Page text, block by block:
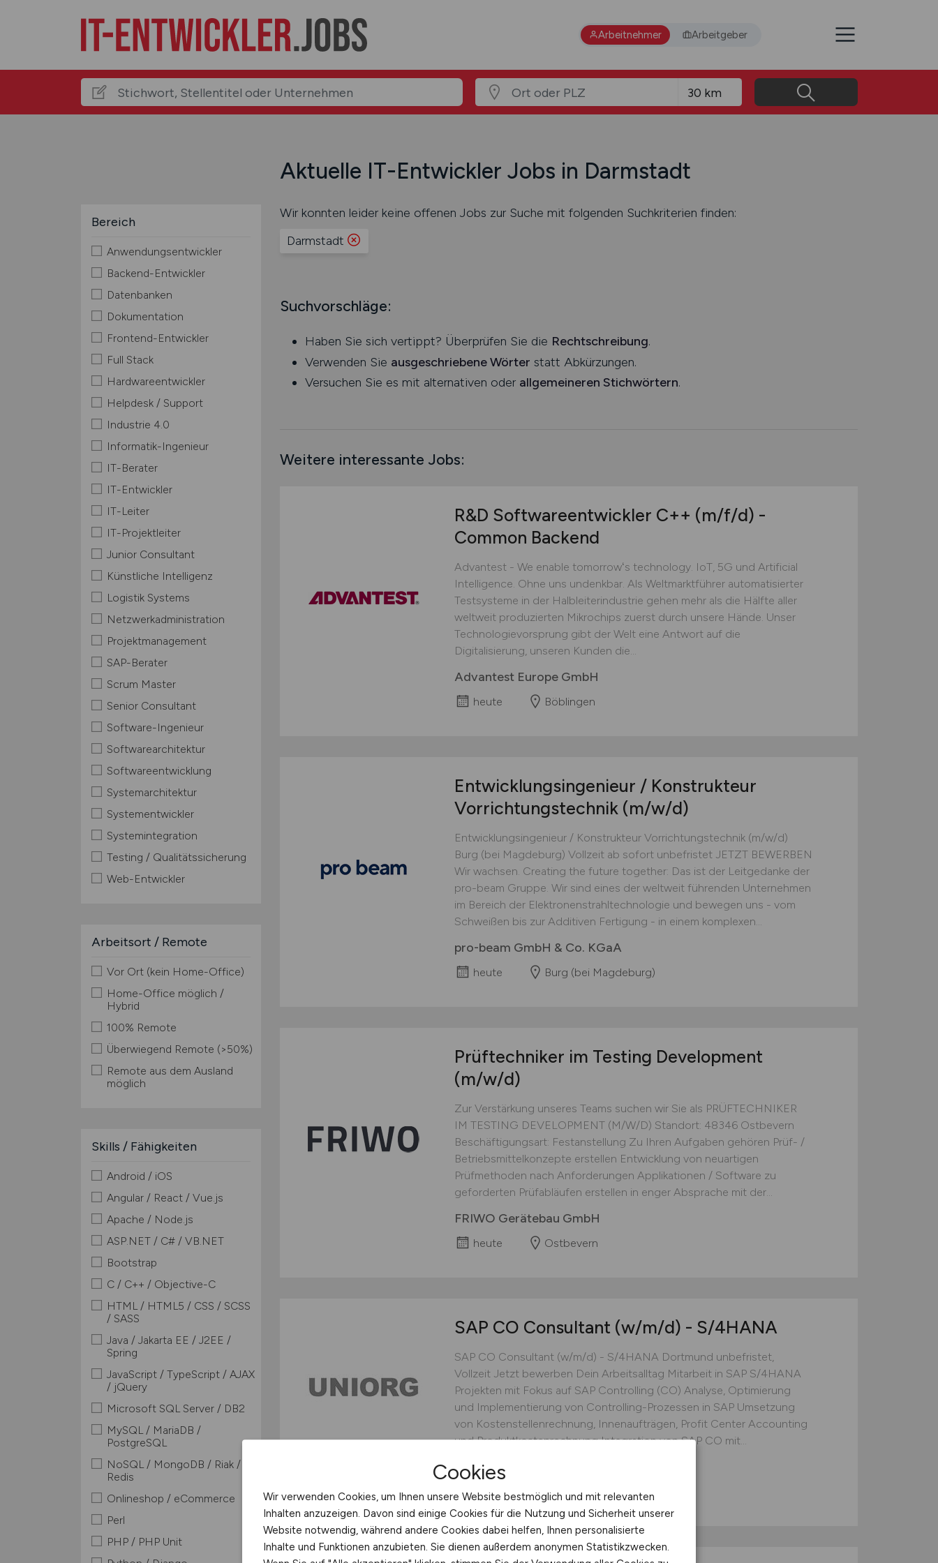
Arbeitnehmer Arbeitgeber
Aktuelle IT-Entwickler Jobs in Darmstadt
Bereich
Anwendungsentwickler
Backend-Entwickler
Datenbanken
Dokumentation
Frontend-Entwickler
Full Stack
Hardwareentwickler
Helpdesk / Support
Industrie 4.0
Informatik-Ingenieur
IT-Berater
IT-Entwickler
IT-Leiter
IT-Projektleiter
Junior Consultant
Künstliche Intelligenz
Logistik Systems
Netzwerkadministration
Projektmanagement
SAP-Berater
Scrum Master
Senior Consultant
Software-Ingenieur
Softwarearchitektur
Softwareentwicklung
Systemarchitektur
Systementwickler
Systemintegration
Testing / Qualitätssicherung
Web-Entwickler
Arbeitsort / Remote
Vor Ort (kein Home-Office)
Home-Office möglich /
Hybrid
100% Remote
Überwiegend Remote (>50%)
Remote aus dem Ausland
möglich
Skills / Fähigkeiten
Android / iOS
Angular / React / Vue.js
Apache / Node.js
ASP.NET / C# / VB.NET
Bootstrap
C / C++ / Objective-C
HTML / HTML5 / CSS / SCSS
/ SASS
Java / Jakarta EE / J2EE /
Spring
JavaScript / TypeScript / AJAX
/ jQuery
Microsoft SQL Server / DB2
MySQL / MariaDB /
PostgreSQL
NoSQL / MongoDB / Riak /
Redis
Onlineshop / eCommerce
Perl
PHP / PHP Unit
Wir konnten leider keine offenen Jobs zur Suche mit folgenden Suchkriterien finden:
Darmstadt
Suchvorschläge:
Haben Sie sich vertippt? Überprüfen Sie die Rechtschreibung.
Verwenden Sie ausgeschriebene Wörter statt Abkürzungen.
Versuchen Sie es mit alternativen oder allgemeineren Stichwörtern.
Weitere interessante Jobs:
R&D Softwareentwickler C++ (m/f/d) -
Common Backend
Advantest - We enable tomorrowʻs technology. IoT, 5G und Artificial
Intelligence. Ohne uns undenkbar. Als Weltmarktführer automatisierter
Testsysteme in der Halbleiterindustrie gehen mehr als die Hälfte aller
weltweit produzierten Mikrochips zuerst durch unsere Hände. Unser
Technologievorsprung gibt der Welt eine Antwort auf die
Digitalisierung, unseren Kunden die...
Advantest Europe GmbH
heute Böblingen
Entwicklungsingenieur / Konstrukteur
Vorrichtungstechnik (m/w/d)
Entwicklungsingenieur / Konstrukteur Vorrichtungstechnik (m/w/d)
Burg (bei Magdeburg) Vollzeit ab sofort unbefristet JETZT BEWERBEN
Wir wachsen. Creating the future together: Das ist der Leitgedanke der
pro-beam Gruppe. Wir sind eines der weltweit führenden Unternehmen
im Bereich der Elektronenstrahltechnologie und bewegen uns - vom
Schweißen bis zur Additiven Fertigung - in einem komplexen...
pro-beam GmbH & Co. KGaA
heute Burg (bei Magdeburg)
Prüftechniker im Testing Development
(m/w/d)
Zur Verstärkung unseres Teams suchen wir Sie als PRÜFTECHNIKER
IM TESTING DEVELOPMENT (M/W/D) Standort: 48346 Ostbevern
Beschäftigungsart: Festanstellung Zu Ihren Aufgaben gehören Prüf- /
Betriebsmittelkonzepte erstellen Entwicklung von neuartigen
Prüfmethoden nach Anforderungen Applikationen / Software zu
geforderten Prüfabläufen erstellen in enger Absprache mit der...
FRIWO Gerätebau GmbH
heute Ostbevern
SAP CO Consultant (w/m/d) - S/4HANA
SAP CO Consultant (w/m/d) - S/4HANA Dortmund unbefristet,
Vollzeit Jetzt bewerben Dein Arbeitsalltag Mitarbeit in SAP S/4HANA
Projekten mit Fokus auf SAP Controlling (CO) Analyse, Optimierung
und Implementierung von Controlling-Prozessen in SAP Umsetzung
von Kostenstellenrechnung, Innenaufträgen, Profit Center Accounting
und Produktkostenrechnung Integration von SAP CO mit...
UNIORG AG
heute Dortmund
Cookies
Wir verwenden Cookies, um Ihnen unsere Website bestmöglich und mit relevanten
Inhalten anzuzeigen. Davon sind einige Cookies für die Nutzung und Sicherheit unserer
Website notwendig, während andere Cookies dabei helfen, Ihnen personalisierte
Inhalte und Funktionen anzubieten. Sie dienen außerdem anonymen Statistikzwecken.